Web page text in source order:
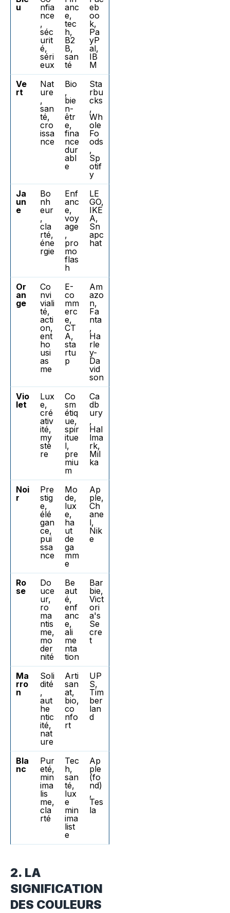
u
nfia
nce
,
séc
urit
é,
séri
eux
anc
e,
tec
h,
B2
B,
san
té
eb
oo
k,
Pa
yP
al,
IB
M
Ve
rt
Nat
ure
,
san
té,
cro
issa
nce
Bio
,
bie
n-
êtr
e,
fina
nce
dur
abl
e
Sta
rbu
cks
,
Wh
ole
Fo
ods
,
Sp
otif
y
Ja
un
e
Bo
nh
eur
,
cla
rté,
éne
rgie
Enf
anc
e,
voy
age
,
pro
mo
flas
h
LE
GO,
IKE
A,
Sn
apc
hat
Or
an
ge
Co
nvi
viali
té,
acti
on,
ent
ho
usi
as
me
E-
co
mm
erc
e,
CT
A,
sta
rtu
p
Am
azo
n,
Fa
nta
,
Ha
rle
y-
Da
vid
son
Vio
let
Lux
e,
cré
ativ
ité,
my
stè
re
Co
sm
étiq
ue,
spir
itue
l,
pre
miu
m
Ca
db
ury
,
Hal
lma
rk,
Mil
ka
Noi
r
Pre
stig
e,
élé
gan
ce,
pui
ssa
nce
Mo
de,
lux
e,
ha
ut
de
ga
mm
e
Ap
ple,
Ch
ane
l,
Nik
e
Ro
se
Do
uce
ur,
ro
ma
ntis
me,
mo
der
nité
Be
aut
é,
enf
anc
e,
ali
me
nta
tion
Bar
bie,
Vict
ori
a's
Se
cre
t
Ma
rro
n
Soli
dité
,
aut
he
ntic
ité,
nat
ure
Arti
san
at,
bio,
co
nfo
rt
UP
S,
Tim
ber
lan
d
Bla
nc
Pur
eté,
min
ima
lis
me,
cla
rté
Tec
h,
san
té,
lux
e
min
ima
list
e
Ap
ple
(fo
nd)
,
Tes
la
2. LA
SIGNIFICATION
DES COULEURS